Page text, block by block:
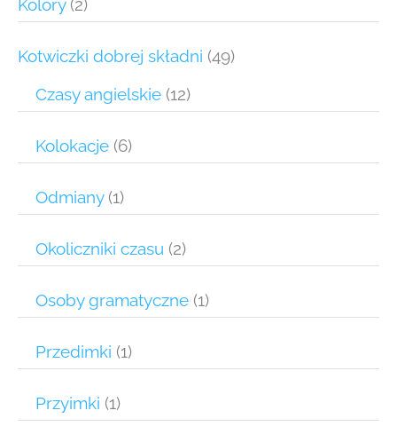
Kolory(2)
Kotwiczki dobrej składni (49)
Czasy angielskie (12)
Kolokacje (6)
Odmiany(1)
Okoliczniki czasu (2)
Osoby gramatyczne (1)
Przedimki (1)
Przyimki (1)